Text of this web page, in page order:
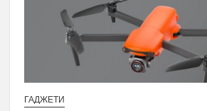
ГАДЖЕТИ